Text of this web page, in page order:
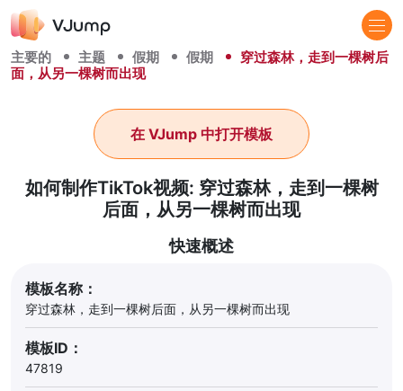
主要的 主题 假期 假期
穿过森林，走到一棵树后
面，从另一棵树而出现
如何制作TikTok视频: 穿过森林，走到一棵树
后面，从另一棵树而出现
在 VJump 中打开模板
快速概述
模板名称：
穿过森林，走到一棵树后面，从另一棵树而出现
模板ID：
47819